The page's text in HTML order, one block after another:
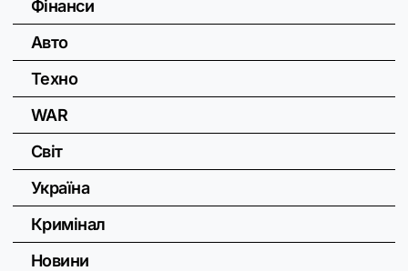
Фінанси
Авто
Техно
WAR
Світ
Україна
Кримінал
Новини